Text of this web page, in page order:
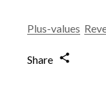
Plus-values
Share